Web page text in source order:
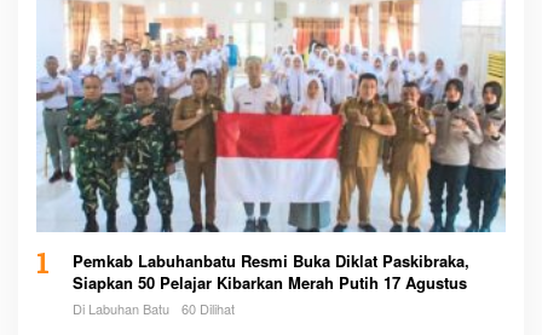
1
Pemkab Labuhanbatu Resmi Buka Diklat Paskibraka,
Siapkan 50 Pelajar Kibarkan Merah Putih 17 Agustus
Di Labuhan Batu 60 Dilihat